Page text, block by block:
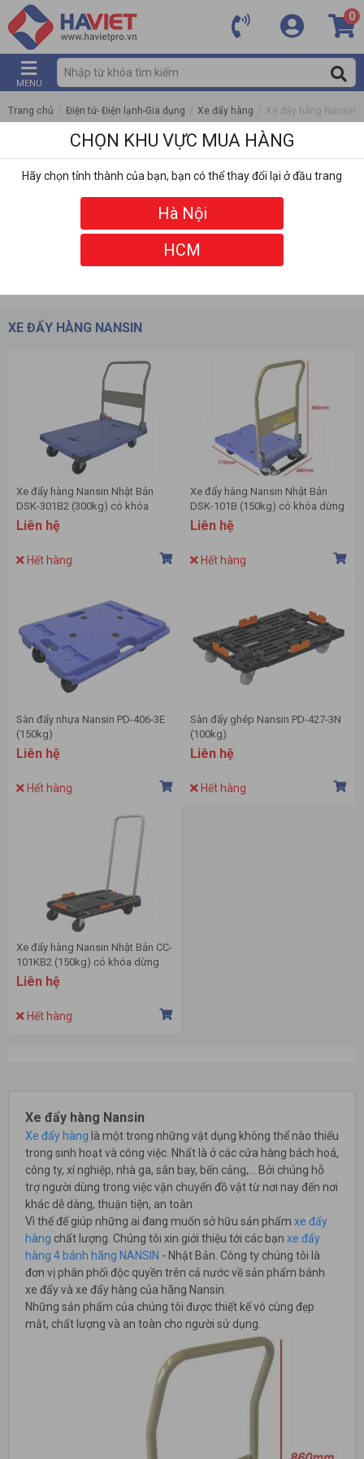
0
MENU
Trang chủ / Điện tử- Điện lạnh-Gia dụng / Xe đẩy hàng / Xe đẩy hàng Nansin
XE ĐẨY HÀNG NANSIN
Xe đẩy hàng Nansin Nhật Bản
DSK-301B2 (300kg) có khóa
dừng
Liên hệ
Hết hàng
Xe đẩy hàng Nansin Nhật Bản
DSK-101B (150kg) có khóa dừng
Liên hệ
Hết hàng
Sàn đẩy nhựa Nansin PD-406-3E
(150kg)
Liên hệ
Hết hàng
Sàn đẩy ghép Nansin PD-427-3N
(100kg)
Liên hệ
Hết hàng
Xe đẩy hàng Nansin Nhật Bản CC-
101KB2 (150kg) có khóa dừng
Liên hệ
Hết hàng
Xe đẩy hàng Nansin
Xe đẩy hàng là một trong những vật dụng không thể nào thiếu
trong sinh hoạt và công việc. Nhất là ở các cửa hàng bách hoá,
công ty, xí nghiệp, nhà ga, sân bay, bến cảng,... Bởi chúng hỗ
trợ người dùng trong việc vận chuyển đồ vật từ nơi nay đến nơi
khác dễ dàng, thuận tiện, an toàn.
Vì thế để giúp những ai đang muốn sở hữu sản phẩm xe đẩy
hàng chất lượng. Chúng tôi xin giới thiệu tới các bạn xe đẩy
hàng 4 bánh hãng NANSIN - Nhật Bản. Công ty chúng tôi là
đơn vị phân phối độc quyền trên cả nước về sản phẩm bánh
xe đẩy và xe đẩy hàng của hãng Nansin.
Những sản phẩm của chúng tôi được thiết kế vô cùng đẹp
mắt, chất lượng và an toàn cho người sử dụng.
CHỌN KHU VỰC MUA HÀNG
Hãy chọn tỉnh thành của bạn, bạn có thể thay đổi lại ở đầu trang
Hà Nội
HCM